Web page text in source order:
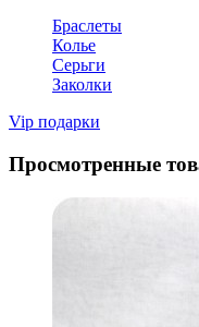
Браслеты
Колье
Серьги
Заколки
Vip подарки
Просмотренные